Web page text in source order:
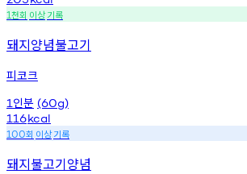
1천회 이상기록
돼지양념불고기
피코크
1 인분 (60g)
116kcal
100회 이상기록
돼지불고기양념